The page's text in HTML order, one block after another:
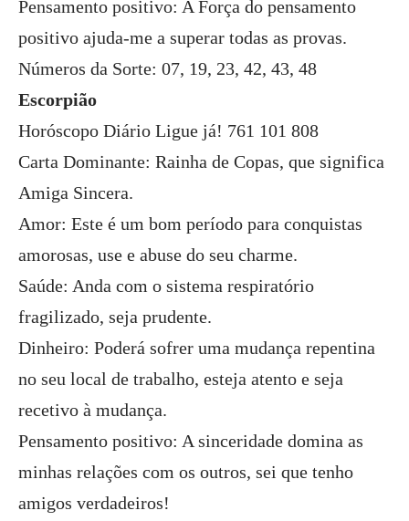
Pensamento positivo: A Força do pensamento
positivo ajuda-me a superar todas as provas.
Números da Sorte: 07, 19, 23, 42, 43, 48
Escorpião
Horóscopo Diário Ligue já! 761 101 808
Carta Dominante: Rainha de Copas, que significa
Amiga Sincera.
Amor: Este é um bom período para conquistas
amorosas, use e abuse do seu charme.
Saúde: Anda com o sistema respiratório
fragilizado, seja prudente.
Dinheiro: Poderá sofrer uma mudança repentina
no seu local de trabalho, esteja atento e seja
recetivo à mudança.
Pensamento positivo: A sinceridade domina as
minhas relações com os outros, sei que tenho
amigos verdadeiros!